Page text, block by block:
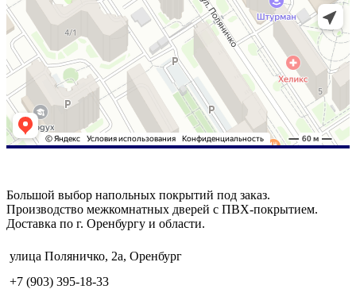
Большой выбор напольных покрытий под заказ.
Производство межкомнатных дверей с ПВХ-покрытием.
Доставка по г. Оренбургу и области.
улица Поляничко, 2а, Оренбург
+7 (903) 395-18-33